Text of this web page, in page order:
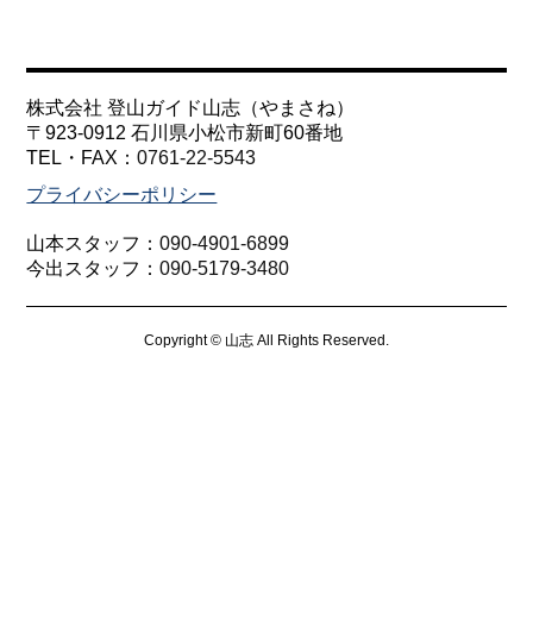
株式会社 登山ガイド山志（やまさね）
〒923-0912 石川県小松市新町60番地
TEL・FAX：0761-22-5543
プライバシーポリシー
山本スタッフ：090-4901-6899
今出スタッフ：090-5179-3480
Copyright © 山志 All Rights Reserved.